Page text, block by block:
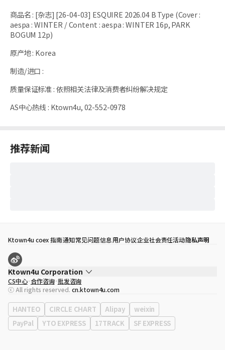
商品名: [杂志] [26-04-03] ESQUIRE 2026.04 B Type (Cover :
aespa : WINTER / Content : aespa : WINTER 16p, PARK
BOGUM 12p)
原产地: Korea
制造/进口 :
质量保证标准 :依照相关法律及消费者纠纷解决规定
AS中心热线 : Ktown4u, 02-552-0978
推荐新闻
Ktown4u coex 指南通知常见问题信息用户协议企业社会责任活动隐私声明
Ktown4u Corporation
代表
宋効珉
营业执照 120-87-71116
公司地址 首尔特别市 江南区 岭东大路 513号 3楼 （三成洞， coex)
CS中心 合作咨询 批发咨询
ⓒ All rights reserved. cn.ktown4u.com
HANTEO CIRCLE CHART Alipay
weixin
PayPal
YTO EXPRESS 17TRACK SF EXPRESS